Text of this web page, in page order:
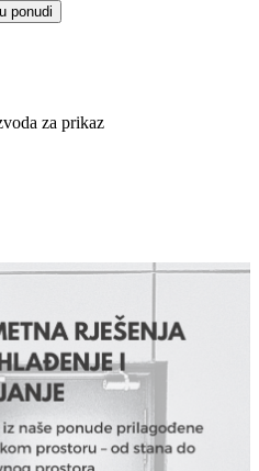
ponudi
za prikaz